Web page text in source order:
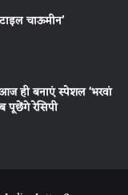
चाऊमीन’
ही बनाएं स्पेशल ‘भरवां
पूछेंगे रेसिपी